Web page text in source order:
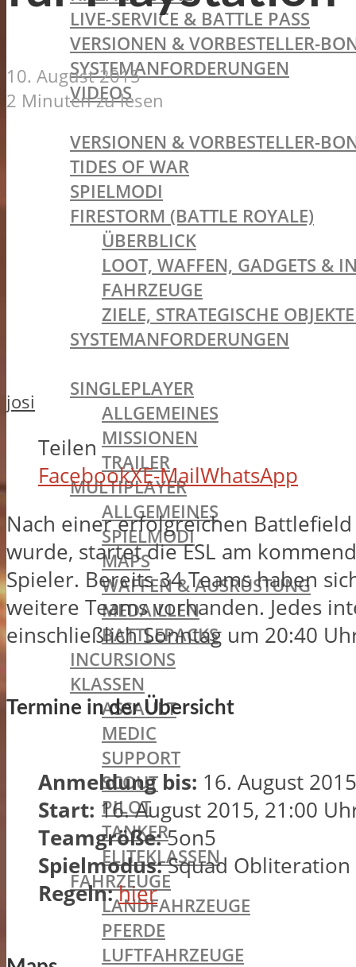
LIVE-SERVICE & BATTLE PASS
VERSIONEN & VORBESTELLER-
SYSTEMANFORDERUNGEN
VIDEOS
VERSIONEN & VORBESTELLER-
TIDES OF WAR
SPIELMODI
FIRESTORM (BATTLE ROYALE)
ÜBERBLICK
LOOT, WAFFEN, GADGETS &
FAHRZEUGE
ZIELE, STRATEGISCHE
SYSTEMANFORDERUNGEN
SINGLEPLAYER
ALLGEMEINES
MISSIONEN
TRAILER
MULTIPLAYER
ALLGEMEINES
SPIELMODI
MAPS
WAFFEN & AUSRÜSTUNG
MEDAILLEN
BATTLEPACKS
INCURSIONS
KLASSEN
ASSAULT
MEDIC
SUPPORT
SCOUT
PILOT
TANKER
ELITEKLASSEN
FAHRZEUGE
LANDFAHRZEUGE
PFERDE
LUFTFAHRZEUGE
10. August 2015
2 Minuten zu lesen
josi
Teilen
FacebookXE-MailWhatsApp
Nach einer erfolgreichen
wurde, startet die ESL am
Spieler. Bereits 34 Teams haben
weitere Teams vorhanden. Jedes
einschließlich Sonntag um 20:40
Termine in der Übersicht
Anmeldung bis: 16. August
Start: 16. August 2015, 21:00
Teamgröße:5on5
Spielmodus:Squad Obliteration
Regeln: hier